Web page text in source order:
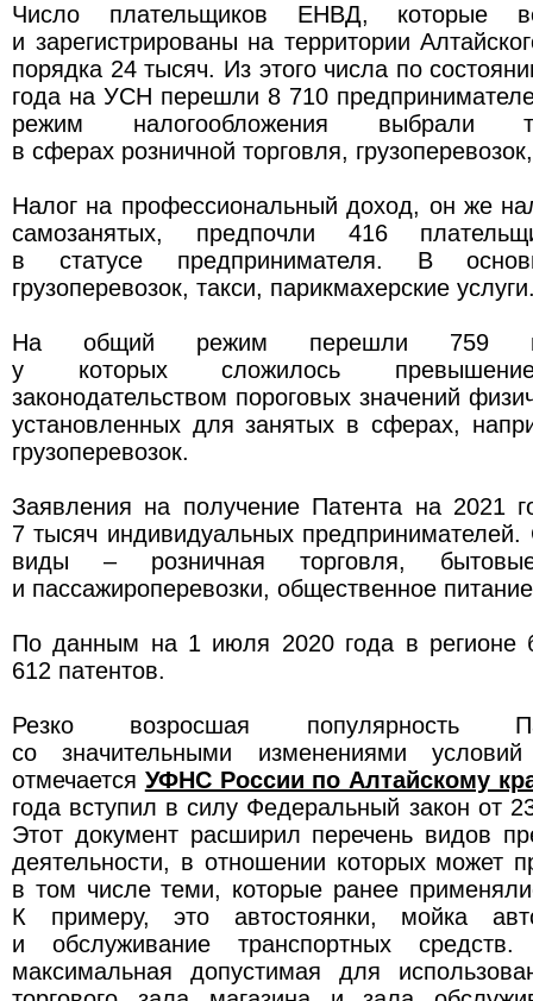
Число плательщиков ЕНВД, которые
и зарегистрированы на территории
порядка 24 тысяч. Из этого числа по
года на УСН перешли 8 710
режим налогообложения
в сферах розничной торговля,
Налог на профессиональный доход, он же
самозанятых, предпочли 416
в статусе предпринимателя. В
грузоперевозок, такси, парикмахерские
На общий режим перешли 759
у которых сложилось
законодательством пороговых значений
установленных для занятых в сферах,
грузоперевозок.
Заявления на получение Патента на 2021
7 тысяч индивидуальных
виды – розничная торговля,
и пассажироперевозки, общественное
По данным на 1 июля 2020 года в регионе
612 патентов.
Резко возросшая популярность
со значительными изменениями
отмечается УФНС России по Алтайскому
года вступил в силу Федеральный закон от
Этот документ расширил перечень видов
деятельности, в отношении которых может
в том числе теми, которые ранее
К примеру, это автостоянки, мойка
и обслуживание транспортных
максимальная допустимая для